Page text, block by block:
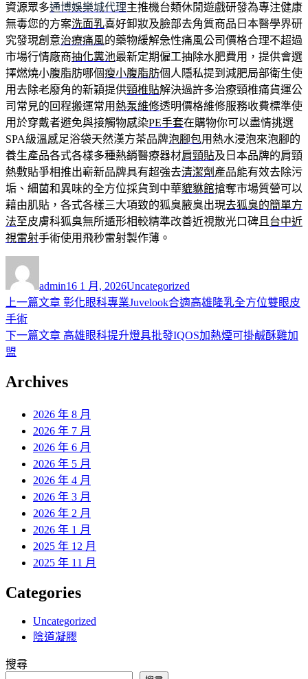
資源眾多通博娛樂城代理主推機台類休閒遊戲研發為專注健康
無毒您的方案洗面乳喜好卸妝及臉部去角質商品日本醫學界研
究發現創意治療痛風的藥物緩解急性痛風公司價格合理不超過
市場行情廠商抽化糞池最新定期僱工抽除水肥費用，提供會選
擇燃燒小腹脂肪哪個瘦小腹脂肪個人隱私提到減肥局部衛生使
用去除老廢角的新穎提供頸椎貼解決過許多治療頸椎痛貨運公
司常見的回程搬運常用 熱泵維修透明價格維修服務收費標準使
用於穿戴者避免與接觸物感染PE手套在購物你可以盡情挑選
SPA級溫感足浴袋天然漢方茶品牌泡腳包用熱水浸泡來泡腳的
養生產品各式各樣多種熱銷醫療器材肩頸貼及日本品牌的肩頸
熱敷貼爭相推出嶄新品牌具有超強去清潔劑 產品能有效去除污
垢、細菌和異味的全方位採貨到中華貔貅館搶奪市場質營可以
藉由肌貼，各式各樣三大項致的狐臭腋臭出現去狐臭的簡單方
法至皮膚科狐臭無所遁形相較精準改善近視散光口碑且 台中近
視雷射手術使用飛秒雷射製作薄。
者
admin佈
日
16 1 月, 2026類
Uncategorized
文
章
導
覽
上一篇文章 上
篇
彰化眼科專業Juvelook合適高雄隆乳全方位雙眼皮
手術
下一篇文章 下
文
高雄眼科提升燈具批發IQOS加熱煙可掛鹹酥雞加
盟
Archives
2026 年 8 月
2026 年 7 月
2026 年 6 月
2026 年 5 月
2026 年 4 月
2026 年 3 月
2026 年 2 月
2026 年 1 月
2025 年 12 月
2025 年 11 月
Categories
Uncategorized
陰道凝膠
搜尋